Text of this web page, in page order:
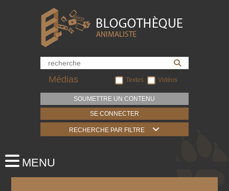
Médias Textes Vidéos
SOUMETTRE UN CONTENU
SE CONNECTER
RECHERCHE PAR FILTRE